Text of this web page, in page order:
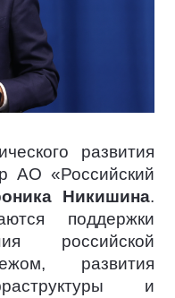
развития
АО «Российский
Никишина.
поддержки
российской
развития
и